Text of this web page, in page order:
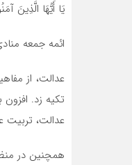
يَا أَيُّهَا الَّذِينَ
ائمه جمعه
عدالت، از
عدالت، تربیت
همچنین در